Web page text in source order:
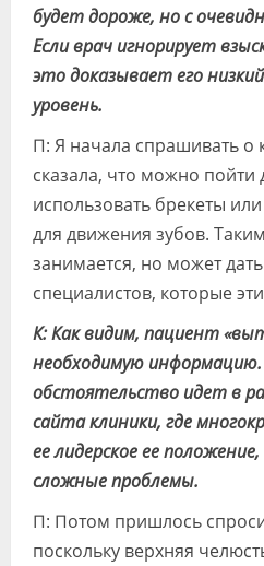
будет дороже, но с
Если врач игнорирует
это доказывает его
уровень.
П: Я начала спрашивать о
сказала, что можно пойти
использовать брекеты
для движения зубов.
занимается, но может
специалистов, которые
К: Как видим, пациент
необходимую информацию.
обстоятельство идет в
сайта клиники, где
ее лидерское ее
сложные проблемы.
П: Потом пришлось
поскольку верхняя